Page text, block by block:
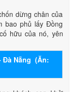
dừng chân của
bao phủ lấy Đồng
hữu của nó, yên
Đà Nẵng (Ăn: